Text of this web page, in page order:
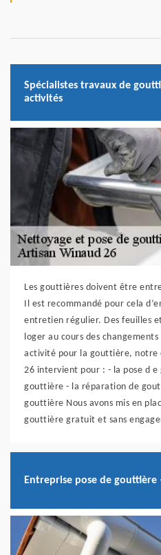
Spécialistes travaux de
activités
Les gouttières doivent être
Il est recommandé pour cela
entretien régulier. Des feuilles
loger au cours des
activité pour la gouttière, notre
26 intervient pour : - la pose d
gouttière - la réparation de
gouttière Nous avons mis en
gouttière gratuit et sans
Entreprise pose de